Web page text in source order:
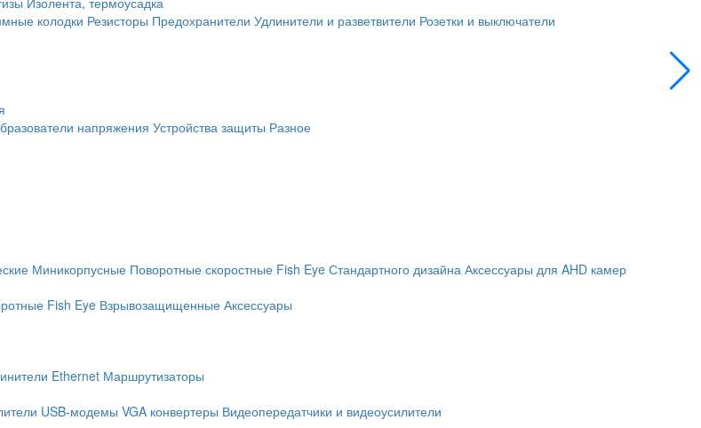
колодки Резисторы Предохранители Удлинители и разветвители Розетки и выключатели
напряжения Устройства защиты Разное
Миникорпусные Поворотные скоростные Fish Eye Стандартного дизайна Аксессуары для AHD камер
Fish Eye Взрывозащищенные Аксессуары
Ethernet Маршрутизаторы
USB-модемы VGA конвертеры Видеопередатчики и видеоусилители